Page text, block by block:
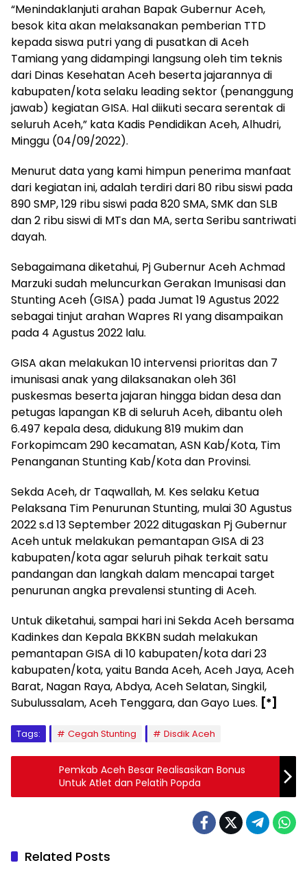
“Menindaklanjuti arahan Bapak Gubernur Aceh,
besok kita akan melaksanakan pemberian TTD
kepada siswa putri yang di pusatkan di Aceh
Tamiang yang didampingi langsung oleh tim teknis
dari Dinas Kesehatan Aceh beserta jajarannya di
kabupaten/kota selaku leading sektor (penanggung
jawab) kegiatan GISA. Hal diikuti secara serentak di
seluruh Aceh,” kata Kadis Pendidikan Aceh, Alhudri,
Minggu (04/09/2022).
Menurut data yang kami himpun penerima manfaat
dari kegiatan ini, adalah terdiri dari 80 ribu siswi pada
890 SMP, 129 ribu siswi pada 820 SMA, SMK dan SLB
dan 2 ribu siswi di MTs dan MA, serta Seribu santriwati
dayah.
Sebagaimana diketahui, Pj Gubernur Aceh Achmad
Marzuki sudah meluncurkan Gerakan Imunisasi dan
Stunting Aceh (GISA) pada Jumat 19 Agustus 2022
sebagai tinjut arahan Wapres RI yang disampaikan
pada 4 Agustus 2022 lalu.
GISA akan melakukan 10 intervensi prioritas dan 7
imunisasi anak yang dilaksanakan oleh 361
puskesmas beserta jajaran hingga bidan desa dan
petugas lapangan KB di seluruh Aceh, dibantu oleh
6.497 kepala desa, didukung 819 mukim dan
Forkopimcam 290 kecamatan, ASN Kab/Kota, Tim
Penanganan Stunting Kab/Kota dan Provinsi.
Sekda Aceh, dr Taqwallah, M. Kes selaku Ketua
Pelaksana Tim Penurunan Stunting, mulai 30 Agustus
2022 s.d 13 September 2022 ditugaskan Pj Gubernur
Aceh untuk melakukan pemantapan GISA di 23
kabupaten/kota agar seluruh pihak terkait satu
pandangan dan langkah dalam mencapai target
penurunan angka prevalensi stunting di Aceh.
Untuk diketahui, sampai hari ini Sekda Aceh bersama
Kadinkes dan Kepala BKKBN sudah melakukan
pemantapan GISA di 10 kabupaten/kota dari 23
kabupaten/kota, yaitu Banda Aceh, Aceh Jaya, Aceh
Barat, Nagan Raya, Abdya, Aceh Selatan, Singkil,
Subulussalam, Aceh Tenggara, dan Gayo Lues. [*]
Tags: Cegah Stunting Disdik Aceh
Pemkab Aceh Besar Realisasikan Bonus
Untuk Atlet dan Pelatih Popda
Related Posts